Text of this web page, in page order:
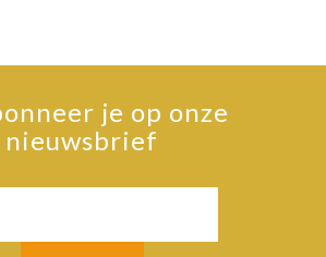
je op onze
nieuwsbrief